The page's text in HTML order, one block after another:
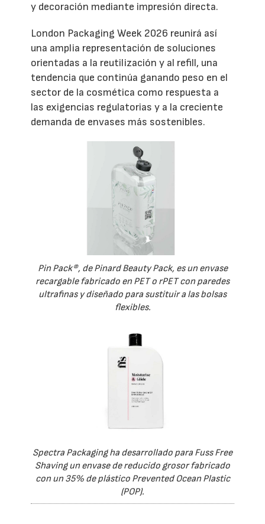
y decoración mediante impresión directa.
London Packaging Week 2026 reunirá así
una amplia representación de soluciones
orientadas a la reutilización y al refill, una
tendencia que continúa ganando peso en el
sector de la cosmética como respuesta a
las exigencias regulatorias y a la creciente
demanda de envases más sostenibles.
Pin Pack®, de Pinard Beauty Pack, es un envase
recargable fabricado en PET o rPET con paredes
ultrafinas y diseñado para sustituir a las bolsas
flexibles.
Spectra Packaging ha desarrollado para Fuss Free
Shaving un envase de reducido grosor fabricado
con un 35% de plástico Prevented Ocean Plastic
(POP).